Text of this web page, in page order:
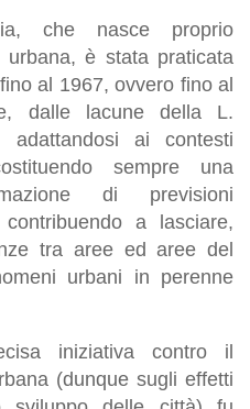
che nasce proprio
urbana, è stata praticata
al 1967, ovvero fino al
dalle lacune della L.
adattandosi ai contesti
sempre una
di previsioni
a lasciare,
tra aree ed aree del
urbani in perenne
iniziativa contro il
(dunque sugli effetti